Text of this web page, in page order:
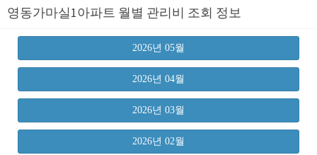
영동가마실1아파트 월별 관리비 조회 정보
2026년 05월
2026년 04월
2026년 03월
2026년 02월